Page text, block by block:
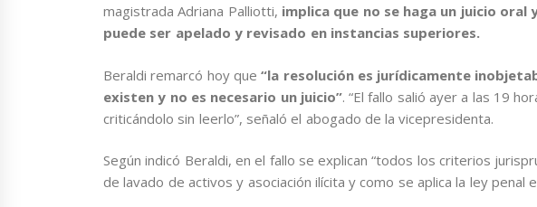
magistrada Adriana Palliotti, implica que no se haga un juicio oral
puede ser apelado y revisado en instancias superiores.
Beraldi remarcó hoy que“la resolución es jurídicamente
existen y no es necesario un juicio”. “El fallo salió ayer a las 19
criticándolo sin leerlo”, señaló el abogado de la vicepresidenta.
Según indicó Beraldi, en el fallo se explican “todos los criterios
de lavado de activos y asociación ilícita y como se aplica la ley penal